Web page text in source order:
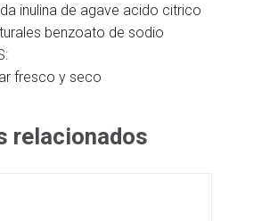
inulina de agave acido citrico
benzoato de sodio
fresco y seco
relacionados